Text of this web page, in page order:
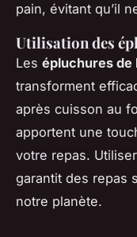
pain, évitant qu’il
Utilisation des
Les épluchures de
transforment
après cuisson au
apportent une
votre repas.
garantit des repas
notre planète.